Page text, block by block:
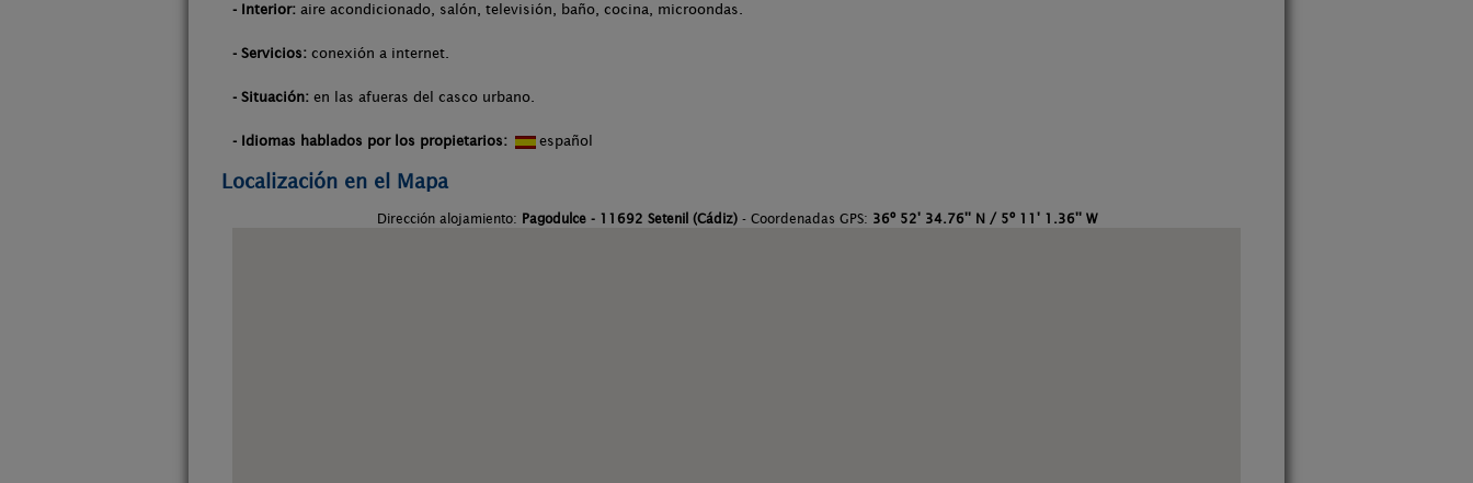
- Interior: aire acondicionado, salón, televisión, baño, cocina, microondas.
- Servicios: conexión a internet.
- Situación: en las afueras del casco urbano.
- Idiomas hablados por los propietarios: español
Localización en el Mapa
Dirección alojamiento: Pagodulce - 11692 Setenil (Cádiz)- Coordenadas GPS: 36º 52' 34.76'' N / 5º 11' 1.36'' W